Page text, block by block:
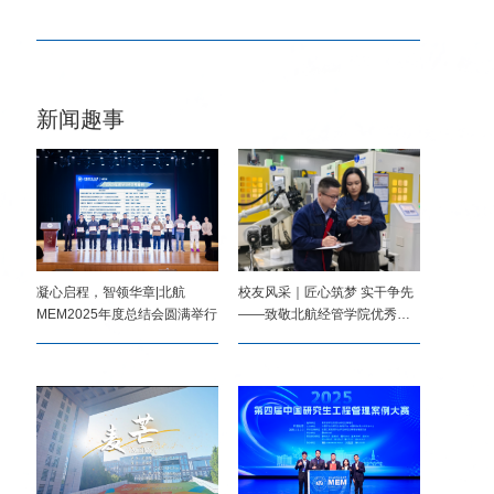
新闻趣事
凝心启程，智领华章|北航
MEM2025年度总结会圆满举行
校友风采｜匠心筑梦 实干争先
——致敬北航经管学院优秀